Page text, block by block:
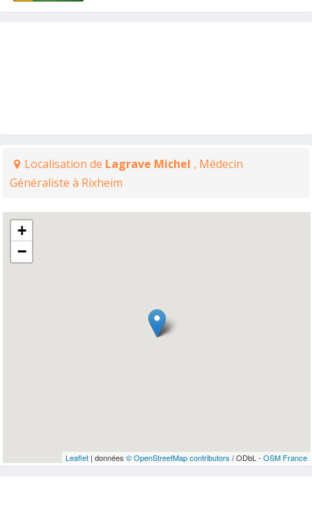
Localisation de Lagrave Michel , Médecin
Généraliste à Rixheim
+
−
Leaflet| données © OpenStreetMap contributors / ODbL - OSM France